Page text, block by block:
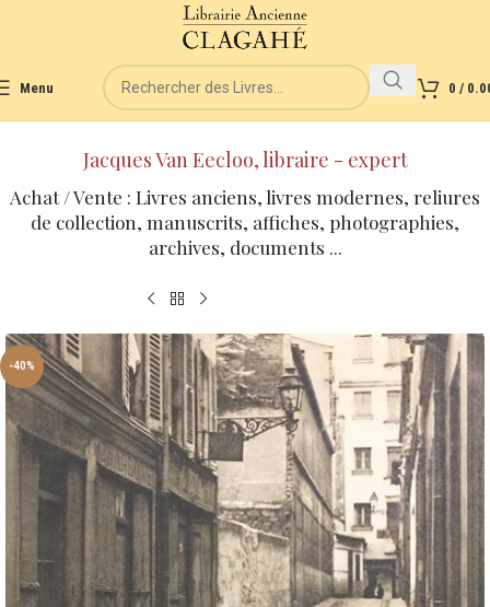
Menu 0 /
Jacques Van Eecloo, libraire - expert
Achat / Vente : Livres anciens, livres modernes, reliures
de collection, manuscrits, affiches, photographies,
archives, documents ...
-40%